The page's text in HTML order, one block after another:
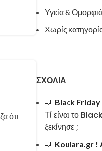
ότι
Υγεία & Ομορφιά
Χωρίς
ΣΧΌΛΙΑ
Black
Τί είναι το
ξεκίνησε ;
Koulara.gr !